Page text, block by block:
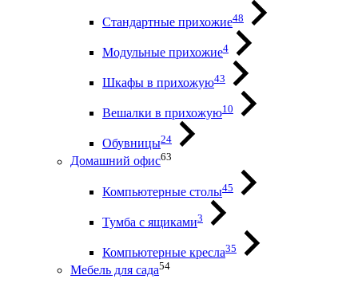
Стандартные прихожие48
Модульные прихожие4
Шкафы в прихожую43
Вешалки в прихожую10
Обувницы24
Домашний офис63
Компьютерные столы45
Тумба с ящиками3
Компьютерные кресла35
Мебель для сада54